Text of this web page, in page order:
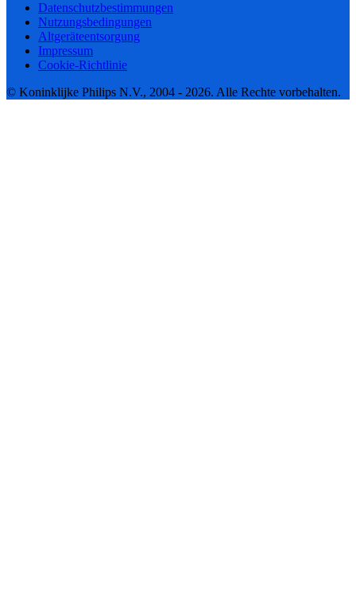
Datenschutzbestimmungen
Nutzungsbedingungen
Altgeräteentsorgung
Impressum
Cookie-Richtlinie
© Koninklijke Philips N.V., 2004 - 2026. Alle Rechte vorbehalten.